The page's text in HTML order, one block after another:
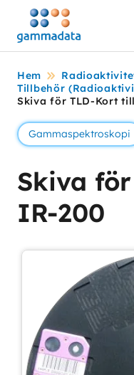
Hoppa
huvudinnehållt
Hem
Tillbehör
Skiva för TLD-Kort
Gammaspektroskopi
Skiva
IR-200